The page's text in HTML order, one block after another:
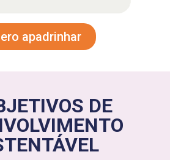
apadrinhar
DE